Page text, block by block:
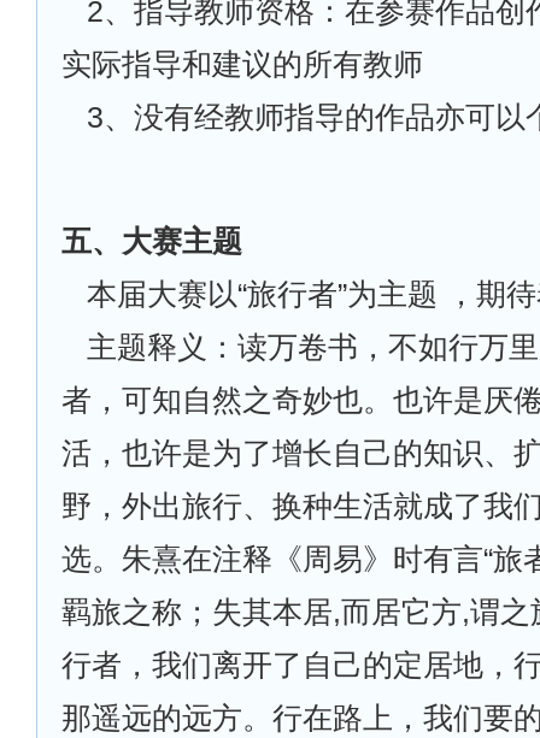
2、指导教师资格：在参赛作品创
实际指导和建议的所有教师
3、没有经教师指导的作品亦可以
五、大赛主题
本届大赛以“旅行者”为主题 ，期
主题释义：读万卷书，不如行万
者，可知自然之奇妙也。也许是厌
活，也许是为了增长自己的知识、
野，外出旅行、换种生活就成了我
选。朱熹在注释《周易》时有言“旅
羁旅之称；失其本居,而居它方,谓之
行者，我们离开了自己的定居地，
那遥远的远方。行在路上，我们要